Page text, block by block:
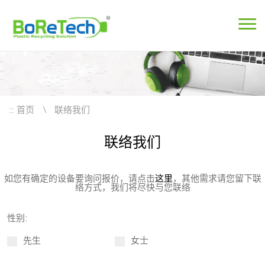
:: 首页 联络我们
联络我们
如您有确定的设备要询问报价，请点击这里 ，其他需求请您留下联
络方式，我们将尽快与您联络
性别:
先生 女士